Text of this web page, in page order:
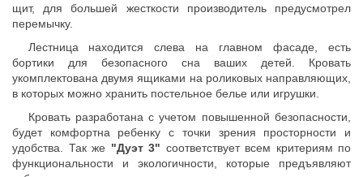
щит, для большей жесткости производитель предусмотрел
перемычку.
Лестница находится слева на главном фасаде, есть
бортики для безопасного сна ваших детей. Кровать
укомплектована двумя ящиками на роликовых направляющих,
в которых можно хранить постельное белье или игрушки.
Кровать разработана с учетом повышенной безопасности,
будет комфортна ребенку с точки зрения просторности и
удобства. Так же "Дуэт 3" соответствует всем критериям по
функциональности и экологичности, которые предъявляют